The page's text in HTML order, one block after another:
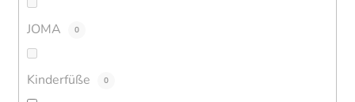
JOMA 0
Kinderfüße 0